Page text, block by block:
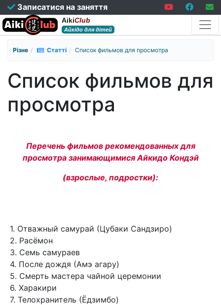
Записатися на заняття
AikiClub
Айкідо для дітей
Різне Статті Список фильмов для просмотра
Список фильмов для
просмотра
Перечень фильмов рекомендованных для
просмотра занимающимися Айкидо Кондэй
(взрослые, подростки):
1. Отважный самурай (Цубаки Сандзиро)
2. Расёмон
3. Семь самураев
4. После дождя (Амэ агару)
5. Смерть мастера чайной церемонии
6. Харакири
7. Телохранитель (Ёдзимбо)